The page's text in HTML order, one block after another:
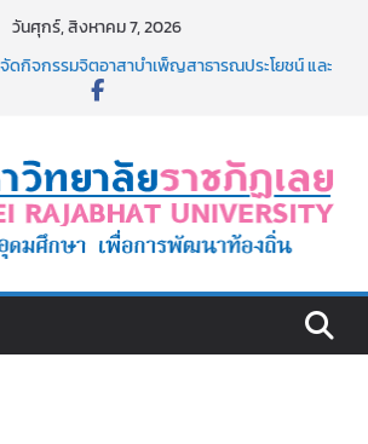
วันศุกร์, สิงหาคม 7, 2026
ดกิจกรรมจิตอาสาบำเพ็ญสาธารณประโยชน์ และ
ดมหกรรมวิชาการ เปิดบ้าน LRU ครั้งที่ 4 เปิดให้
ลายค้นหาสาขาวิชาในฝัน สู่อนาคตที่ใช่
เลย ร่วมประชุมชี้แจงกับคณะอนุกรรมาธิการ
มาณ พ.ศ. 2570
ธีเฉพาะเจาะจง